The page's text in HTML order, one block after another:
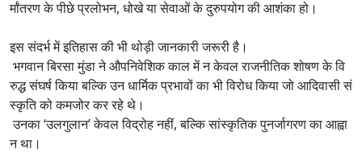
र्मांतरण के पीछे प्रलोभन, धोखे या सेवाओं के दुरुपयोग की आशंका हो।
इस संदर्भ में इतिहास की भी थोड़ी जानकारी जरूरी है।
भगवान बिरसा मुंडा ने औपनिवेशिक काल में न केवल राजनीतिक शोषण के वि
रुद्ध संघर्ष किया बल्कि उन धार्मिक प्रभावों का भी विरोध किया जो आदिवासी सं
स्कृति को कमजोर कर रहे थे।
उनका ‘उलगुलान’ केवल विद्रोह नहीं, बल्कि सांस्कृतिक पुनर्जागरण का आह्वा
न था।